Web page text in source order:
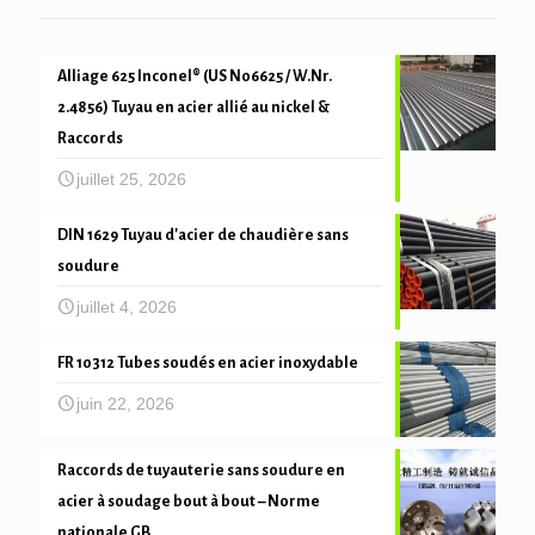
Alliage 625 Inconel® (US N06625 / W.Nr.
2.4856) Tuyau en acier allié au nickel &
Raccords
juillet 25, 2026
DIN 1629 Tuyau d'acier de chaudière sans
soudure
juillet 4, 2026
FR 10312 Tubes soudés en acier inoxydable
juin 22, 2026
Raccords de tuyauterie sans soudure en
acier à soudage bout à bout – Norme